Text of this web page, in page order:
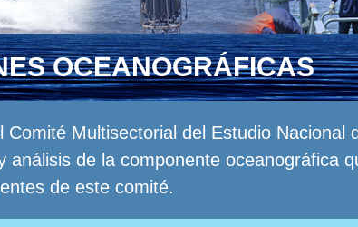
OCEANOGRÁFICAS
Multisectorial del Estudio Nacional
de la componente oceanográfica
de este comité.